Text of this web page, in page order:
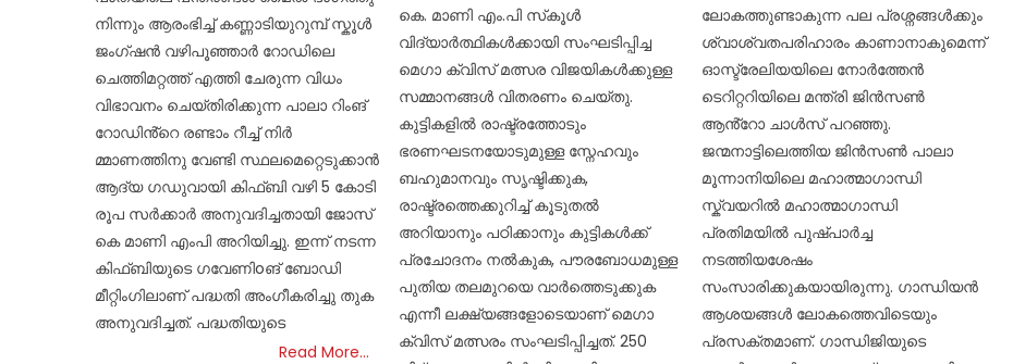
നിന്നും ആരംഭിച്ച് കണ്ണാടിയുറുമ്പ് സ്കൂൾ
ജംഗ്ഷൻ വഴിപൂഞ്ഞാർ റോഡിലെ
ചെത്തിമറ്റത്ത് എത്തി ചേരുന്ന വിധം
വിഭാവനം ചെയ്തിരിക്കുന്ന പാലാ റിംങ്
റോഡിൻ്റെ രണ്ടാം റീച്ച് നിർ
മ്മാണത്തിനു വേണ്ടി സ്ഥലമെറ്റെടുക്കാൻ
ആദ്യ ഗഡുവായി കിഫ്‌ബി വഴി 5 കോടി
രൂപ സർക്കാർ അനുവദിച്ചതായി ജോസ്
കെ മാണി എംപി അറിയിച്ചു. ഇന്ന് നടന്ന
കിഫ്‌ബിയുടെ ഗവേണിoങ് ബോഡി
മീറ്റിംഗിലാണ് പദ്ധതി അംഗീകരിച്ചു തുക
അനുവദിച്ചത്. പദ്ധതിയുടെ
Read More…
കെ. മാണി എം.പി സ്‌കൂൾ
വിദ്യാർത്ഥികൾക്കായി സംഘടിപ്പിച്ച
മെഗാ ക്വിസ് മത്സര വിജയികൾക്കുള്ള
സമ്മാനങ്ങൾ വിതരണം ചെയ്തു. ​
കുട്ടികളിൽ രാഷ്ട്രത്തോടും
ഭരണഘടനയോടുമുള്ള സ്നേഹവും
ബഹുമാനവും സൃഷ്ടിക്കുക,
രാഷ്ട്രത്തെക്കുറിച്ച് കൂടുതൽ
അറിയാനും പഠിക്കാനും കുട്ടികൾക്ക്
പ്രചോദനം നൽകുക, പൗരബോധമുള്ള
പുതിയ തലമുറയെ വാർത്തെടുക്കുക
എന്നീ ലക്ഷ്യങ്ങളോടെയാണ് മെഗാ
ക്വിസ് മത്സരം സംഘടിപ്പിച്ചത്. ​250
ലോകത്തുണ്ടാകുന്ന പല പ്രശ്നങ്ങൾക്കും
ശ്വാശ്വതപരിഹാരം കാണാനാകുമെന്ന്
ഓസ്ട്രേലിയയിലെ നോർത്തേൻ
ടെറിറ്ററിയിലെ മന്ത്രി ജിൻസൺ
ആൻ്റോ ചാൾസ് പറഞ്ഞു.
ജന്മനാട്ടിലെത്തിയ ജിൻസൺ പാലാ
മൂന്നാനിയിലെ മഹാത്മാഗാന്ധി
സ്ക്വയറിൽ മഹാത്മാഗാന്ധി
പ്രതിമയിൽ പുഷ്പാർച്ച
നടത്തിയശേഷം
സംസാരിക്കുകയായിരുന്നു. ഗാന്ധിയൻ
ആശയങ്ങൾ ലോകത്തെവിടെയും
പ്രസക്തമാണ്. ഗാന്ധിജിയുടെ